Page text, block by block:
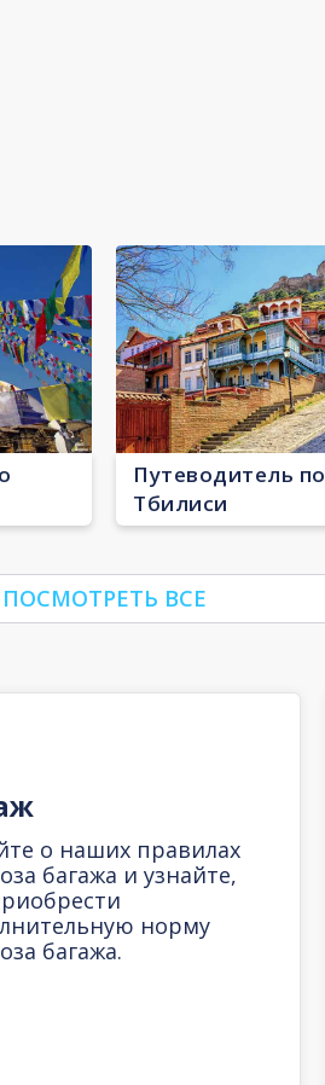
Путеводитель по
Тбилиси
ПОСМОТРЕТЬ ВСЕ
о наших правилах
багажа и узнайте,
норму
багажа.